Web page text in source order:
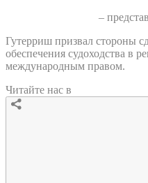
–
Гутерриш призвал стороны
обеспечения судоходства в
международным правом.
Читайте нас в